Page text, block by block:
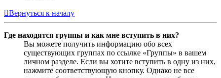
Вернуться к началу
Где находятся группы и как мне вступить в них?
Вы можете получить информацию обо всех
существующих группах по ссылке «Группы» в вашем
личном разделе. Если вы хотите вступить в одну из них,
нажмите соответствующую кнопку. Однако не все